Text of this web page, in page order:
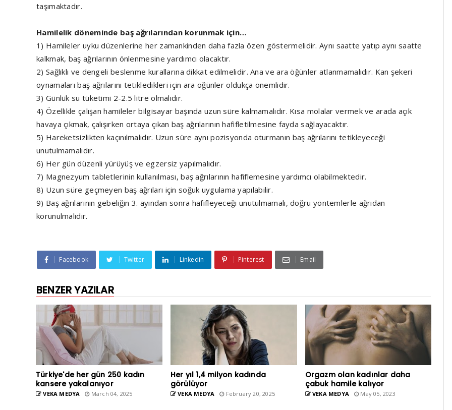
taşımaktadır.
Hamilelik döneminde baş ağrılarından korunmak için…
1) Hamileler uyku düzenlerine her zamankinden daha fazla özen göstermelidir. Aynı saatte yatıp aynı saatte
kalkmak, baş ağrılarının önlenmesine yardımcı olacaktır.
2) Sağlıklı ve dengeli beslenme kurallarına dikkat edilmelidir. Ana ve ara öğünler atlanmamalıdır. Kan şekeri
oynamaları baş ağrılarını tetikledikleri için ara öğünler oldukça önemlidir.
3) Günlük su tüketimi 2-2.5 litre olmalıdır.
4) Özellikle çalışan hamileler bilgisayar başında uzun süre kalmamalıdır. Kısa molalar vermek ve arada açık
havaya çıkmak, çalışırken ortaya çıkan baş ağrılarının hafifletilmesine fayda sağlayacaktır.
5) Hareketsizlikten kaçınılmalıdır. Uzun süre aynı pozisyonda oturmanın baş ağrılarını tetikleyeceği
unutulmamalıdır.
6) Her gün düzenli yürüyüş ve egzersiz yapılmalıdır.
7) Magnezyum tabletlerinin kullanılması, baş ağrılarının hafiflemesine yardımcı olabilmektedir.
8) Uzun süre geçmeyen baş ağrıları için soğuk uygulama yapılabilir.
9) Baş ağrılarının gebeliğin 3. ayından sonra hafifleyeceği unutulmamalı, doğru yöntemlerle ağrıdan
korunulmalıdır.
Facebook Twitter Linkedin Pinterest Email
BENZER YAZILAR
Türkiye'de her gün 250 kadın
kansere yakalanıyor
VEKA MEDYA March 04, 2025
Her yıl 1,4 milyon kadında
görülüyor
VEKA MEDYA February 20, 2025
Orgazm olan kadınlar daha
çabuk hamile kalıyor
VEKA MEDYA May 05, 2023